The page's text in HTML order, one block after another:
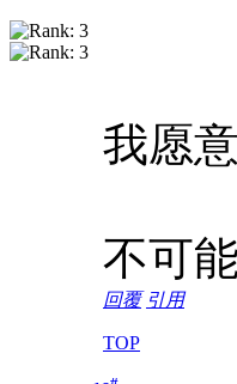
我愿
不可
回覆 引用
TOP